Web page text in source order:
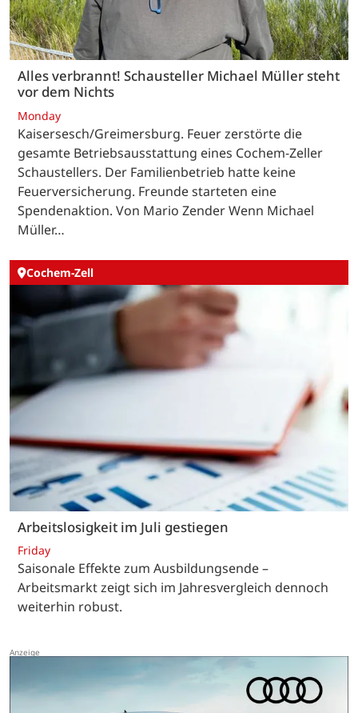
Alles verbrannt! Schausteller Michael Müller steht
vor dem Nichts
Monday
Kaisersesch/Greimersburg. Feuer zerstörte die
gesamte Betriebsausstattung eines Cochem-Zeller
Schaustellers. Der Familienbetrieb hatte keine
Feuerversicherung. Freunde starteten eine
Spendenaktion. Von Mario Zender Wenn Michael
Müller…
Cochem-Zell
Arbeitslosigkeit im Juli gestiegen
Friday
Saisonale Effekte zum Ausbildungsende –
Arbeitsmarkt zeigt sich im Jahresvergleich dennoch
weiterhin robust.